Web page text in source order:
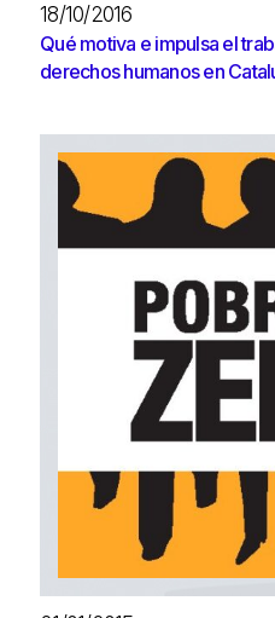
18/10/2016
Qué motiva e impulsa el
derechos humanos en